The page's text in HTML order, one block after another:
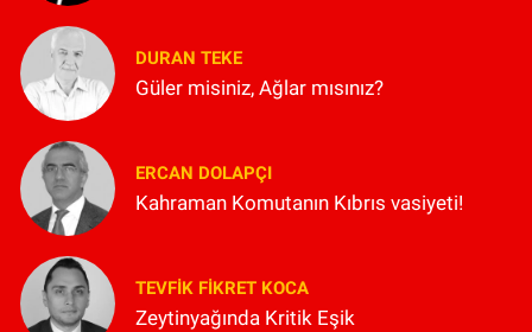
DURAN TEKE
Güler misiniz, Ağlar mısınız?
ERCAN DOLAPÇI
Kahraman Komutanın Kıbrıs vasiyeti!
TEVFIK FIKRET KOCA
Zeytinyağında Kritik Eşik